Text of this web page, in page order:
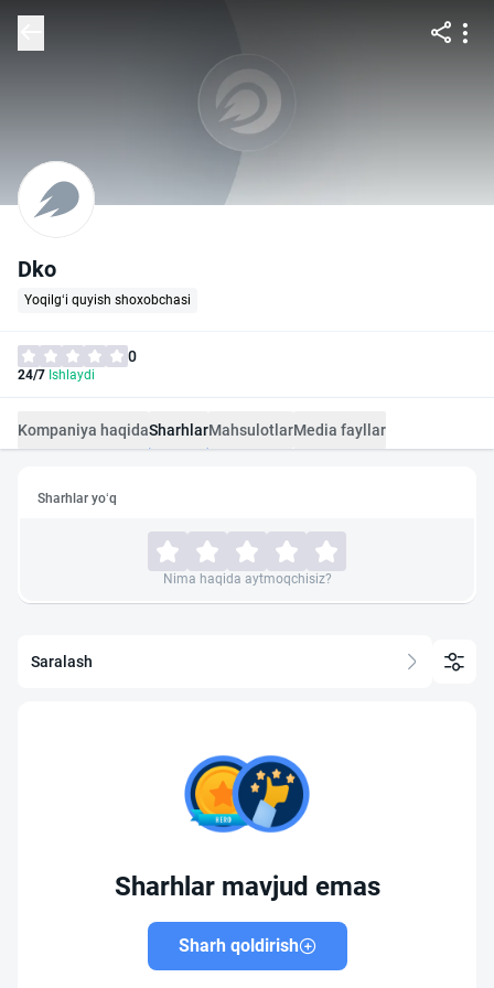
Dko
Yoqilg‘i quyish shoxobchasi
0
24/7 Ishlaydi
Kompaniya haqidaSharhlarMahsulotlarMedia fayllar
Sharhlar yo‘q
Nima haqida aytmoqchisiz?
Saralash
Sharhlar mavjud emas
Sharh qoldirish